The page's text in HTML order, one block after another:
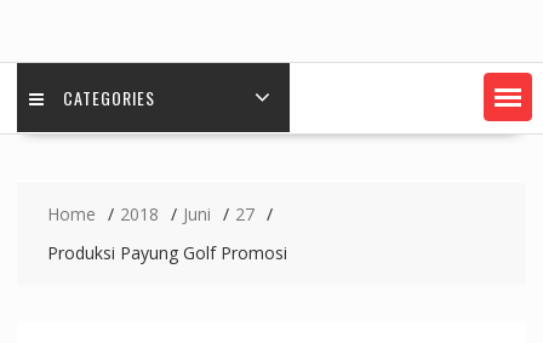
CATEGORIES
Home 2018 Juni
27
Produksi Payung Golf Promosi